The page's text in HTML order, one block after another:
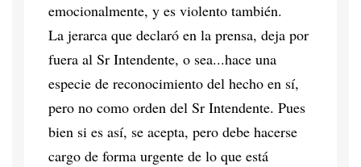
emocionalmente, y es violento también.
La jerarca que declaró en la prensa, deja por
fuera al Sr Intendente, o sea...hace una
especie de reconocimiento del hecho en sí,
pero no como orden del Sr Intendente. Pues
bien si es así, se acepta, pero debe hacerse
cargo de forma urgente de lo que está